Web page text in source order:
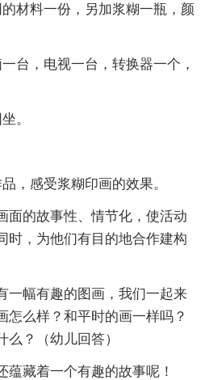
材料一份，另加浆糊一瓶，颜
台，电视一台，转换器一个，
。
，感受浆糊印画的效果。
面的故事性、情节化，使活动
时，为他们有目的地合作建构
一幅有趣的图画，我们一起来
怎么样？和平时的画一样吗？
？（幼儿回答）
蕴藏着一个有趣的故事呢！